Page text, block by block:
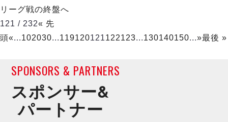
リーグ戦の終盤へ
121 / 232« 先
頭«...102030...119120121122123...130140150...»最後 »
SPONSORS & PARTNERS
スポンサー&
パートナー